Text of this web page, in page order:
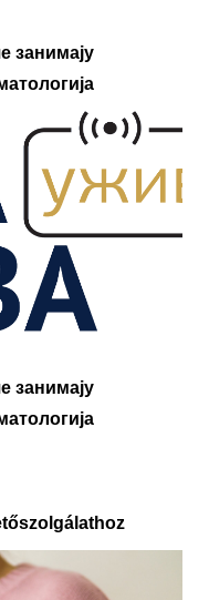
занимају
занимају